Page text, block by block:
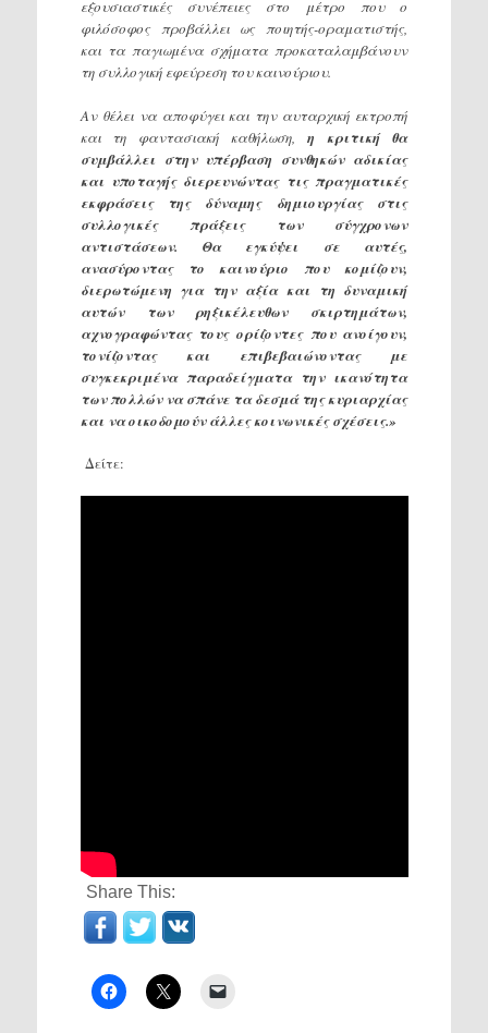
εξουσιαστικές συνέπειες στο μέτρο που ο
φιλόσοφος προβάλλει ως ποιητής-οραματιστής,
και τα παγιωμένα σχήματα προκαταλαμβάνουν
τη συλλογική εφεύρεση του καινούριου.
Αν θέλει να αποφύγει και την αυταρχική εκτροπή
και τη φαντασιακή καθήλωση, η κριτική θα
συμβάλλει στην υπέρβαση συνθηκών αδικίας
και υποταγής διερευνώντας τις πραγματικές
εκφράσεις της δύναμης δημιουργίας στις
συλλογικές πράξεις των σύγχρονων
αντιστάσεων. Θα εγκύψει σε αυτές,
ανασύροντας το καινούριο που κομίζουν,
διερωτώμενη για την αξία και τη δυναμική
αυτών των ρηξικέλευθων σκιρτημάτων,
αχνογραφώντας τους ορίζοντες που ανοίγουν,
τονίζοντας και επιβεβαιώνοντας με
συγκεκριμένα παραδείγματα την ικανότητα
των πολλών να σπάνε τα δεσμά της κυριαρχίας
και να οικοδομούν άλλες κοινωνικές σχέσεις.»
Δείτε:
Share This: